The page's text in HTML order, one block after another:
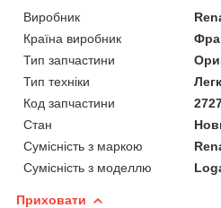
Виробник
Країна виробник
Тип запчастини
Тип техніки
Код запчастини
Стан
Сумісність з маркою
Сумісність з моделлю
Приховати